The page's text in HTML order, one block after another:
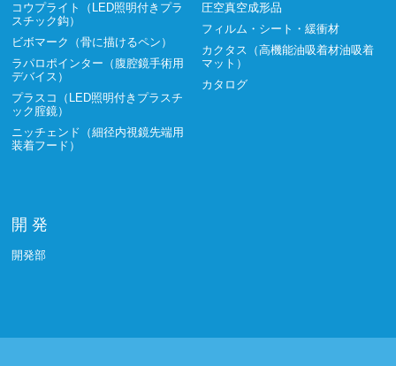
コウプライト（LED照明付きプラ
スチック鈎）
ビボマーク（骨に描けるペン）
ラパロポインター（腹腔鏡手術用
デバイス）
プラスコ（LED照明付きプラスチ
ック腟鏡）
ニッチェンド（細径内視鏡先端用
装着フード）
圧空真空成形品
フィルム・シート・緩衝材
カクタス（高機能油吸着材油吸着
マット）
カタログ
開 発
開発部